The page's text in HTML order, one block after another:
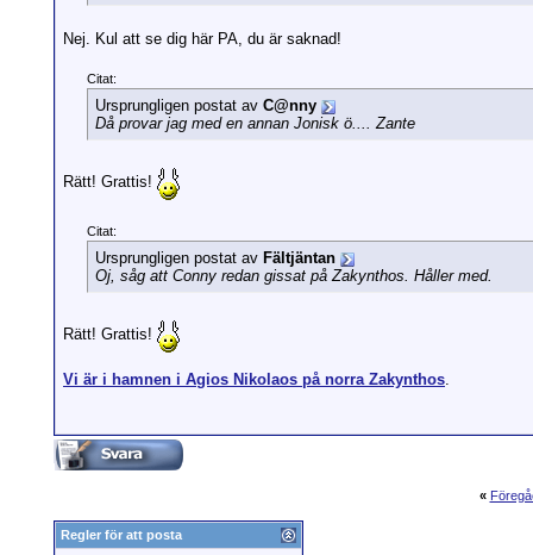
Nej. Kul att se dig här PA, du är saknad!
Citat:
Ursprungligen postat av C@nny
Då provar jag med en annan Jonisk ö.... Zante
Rätt! Grattis!
Citat:
Ursprungligen postat av Fältjäntan
Oj, såg att Conny redan gissat på Zakynthos. Håller med.
Rätt! Grattis!
Vi är i hamnen i Agios Nikolaos på norra Zakynthos.
«
Regler för att posta